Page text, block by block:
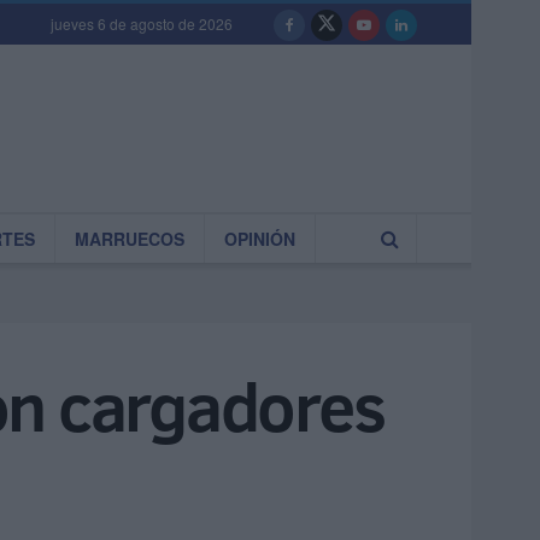
jueves 6 de agosto de 2026
MARRUECOS OPINIÓN
cargadores